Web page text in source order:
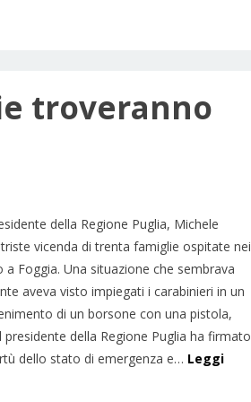
troveranno
della Regione Puglia, Michele
vicenda di trenta famiglie ospitate nei
a Foggia. Una situazione che sembrava
aveva visto impiegati i carabinieri in un
di un borsone con una pistola,
della Regione Puglia ha firmato
dello stato di emergenza e… Leggi